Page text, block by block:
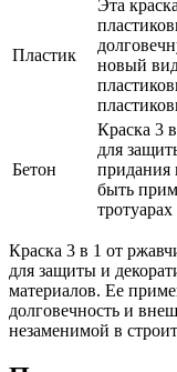
Пластик
Эта
новый
Бетон
Краска 3
для
придания
быть
Краска 3 в 1 от
для защиты и
материалов. Ее
долговечность и
незаменимой в